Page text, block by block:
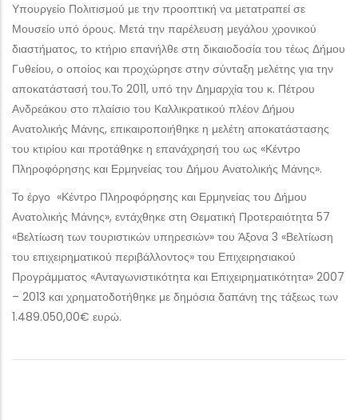
Υπουργείο Πολιτισμού με την προοπτική να μετατραπεί σε
Μουσείο υπό όρους. Μετά την παρέλευση μεγάλου χρονικού
διαστήματος, το κτήριο επανήλθε στη δικαιοδοσία του τέως Δήμου
Γυθείου, ο οποίος και προχώρησε στην σύνταξη μελέτης για την
αποκατάστασή του.Το 2011, υπό την Δημαρχία του κ. Πέτρου
Ανδρεάκου στο πλαίσιο του Καλλικρατικού πλέον Δήμου
Ανατολικής Μάνης, επικαιροποιήθηκε η μελέτη αποκατάστασης
του κτιρίου και προτάθηκε η επανάχρησή του ως «Κέντρο
Πληροφόρησης και Ερμηνείας του Δήμου Ανατολικής Μάνης».
Το έργο «Κέντρο Πληροφόρησης και Ερμηνείας του Δήμου
Ανατολικής Μάνης», εντάχθηκε στη Θεματική Προτεραιότητα 57
«Βελτίωση των τουριστικών υπηρεσιών» του Άξονα 3 «Βελτίωση
του επιχειρηματικού περιβάλλοντος» του Επιχειρησιακού
Προγράμματος «Ανταγωνιστικότητα και Επιχειρηματικότητα» 2007
– 2013 και χρηματοδοτήθηκε με δημόσια δαπάνη της τάξεως των
1.489.050,00€ ευρώ.